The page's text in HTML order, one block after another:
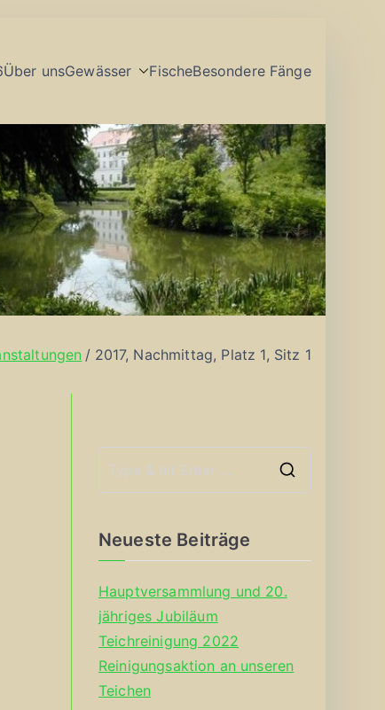
Über unsGewässer FischeBesondere Fänge
2017, Nachmittag, Platz 1, Sitz 1
Neueste Beiträge
Hauptversammlung und 20.
jähriges Jubiläum
Teichreinigung 2022
Reinigungsaktion an unseren
Teichen